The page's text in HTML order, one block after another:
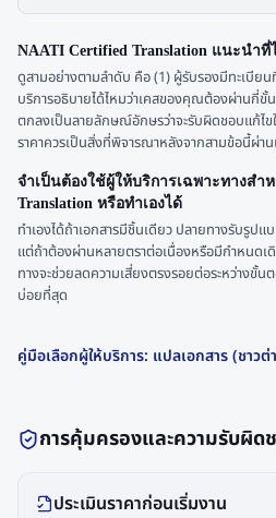
NAATI Certified Translation แนะนำ
ดูสามอย่างตามลำดับ คือ (1) ผู้รับรองมีทะเบีย
บริการอธิบายได้ไหมว่าเคสของคุณต้องผ่านกี่ขั้
ตกลงเป็นลายลักษณ์อักษรว่าจะรับผิดชอบแก้ไข
ราคาควรเป็นสิ่งที่พิจารณาหลังจากสามข้อนี้ผ่าน
จำเป็นต้องใช้ผู้ให้บริการเฉพาะทางสำ
Translation หรือทำเองได้
ทำเองได้ถ้าเอกสารมีชิ้นเดียว ปลายทางรับรูป
แต่ถ้าต้องผ่านหลายตราต่อเนื่องหรือมีกำหนดเ
ทางจะช่วยลดความเสี่ยงตรงรอยต่อระหว่างขั้
บ่อยที่สุด
คู่มือเลือกผู้ให้บริการ: แปลเอกสาร (ชาวต่
การคุ้มครองและความรับผิด
ประเมินราคาก่อนเริ่มงาน